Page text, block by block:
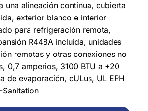
una alineación continua, cubierta
exterior blanco e interior
para refrigeración remota,
R448A incluida, unidades
remotas y otras conexiones no
0,7 amperios, 3100 BTU a +20
de evaporación, cULus, UL EPH
Sanitation